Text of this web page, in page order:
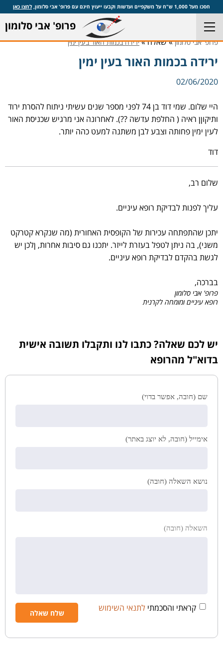
חסכו מעל 1,000 ש"ח על משקפיים ועדשות וקבעו ייעוץ חינם עם פרופ' אבי סלומון, לחצו כאן
פרופ' אבי סלומון
פרופ' אבי סלומון» שאלה »ירידה בכמות האור בעין ימין
ירידה בכמות האור בעין ימין
02/06/2020
היי שלום. שמי דוד בן 74 לפני מספר שנים עשיתי ניתוח להסרת ירוד
ותיקוןן ראיה ( החלפת עדשה ??). לאחרונה אני מרגיש שכניסת האור
לעין ימין פחותה וצבע לבן משתנה למעט כהה יותר.
דוד
שלום רב,
עליך לפנות לבדיקת רופא עיניים.
יתכן שהתפתחה עכירות של הקופסית האחורית (מה שנקרא קטרקט
משני), בה ניתן לטפל בעזרת לייזר. יתכנו גם סיבות אחרות, ןלכן יש
לגשת בהקדם לבדיקת רופא עיניים.
בברכה,
פרופ' אבי סלומון
רופא עיניים ומומחה לקרנית
יש לכם שאלה? כתבו לנו ותקבלו תשובה אישית
בדוא"ל מהרופא
שם (חובה, אפשר בדוי)
אימייל (חובה, לא יוצג באתר)
נושא השאלה (חובה)
השאלה (חובה)
קראתי והסכמתי לתנאי השימוש